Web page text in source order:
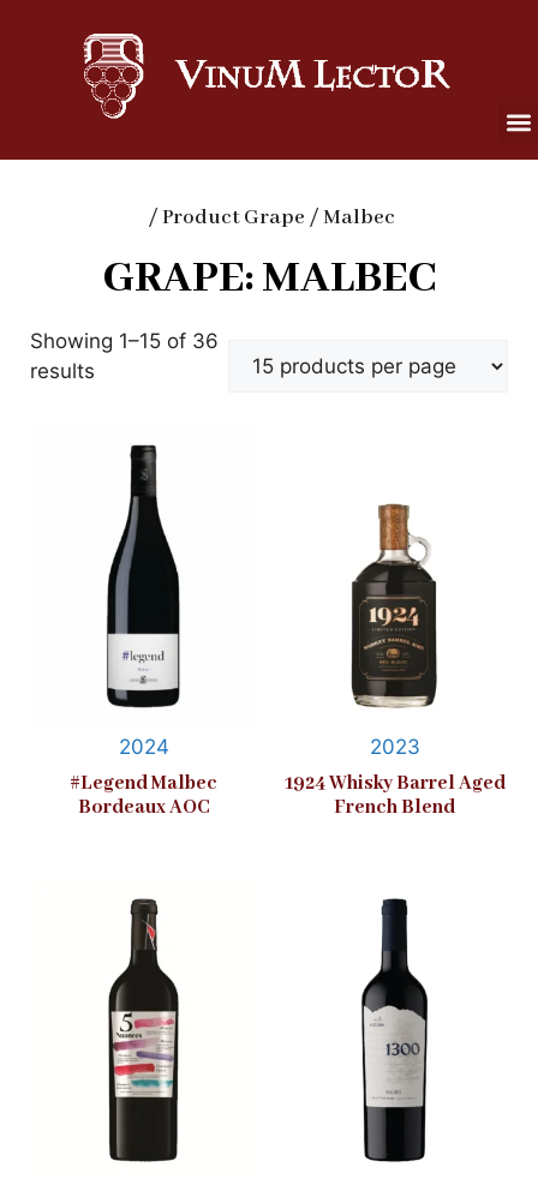
/ Product Grape / Malbec
GRAPE: MALBEC
Showing 1–15 of 36
results
2024
#Legend Malbec
Bordeaux AOC
2023
1924 Whisky Barrel Aged
French Blend